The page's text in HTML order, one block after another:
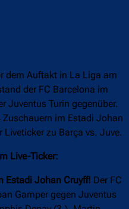
dem Auftakt in La Liga am
der FC Barcelona im
Juventus Turin gegenüber.
im Estadi Johan
zu Barça vs. Juve.
Live-Ticker:
Estadi Johan Cruyff! Der FC
Gamper gegen Juventus